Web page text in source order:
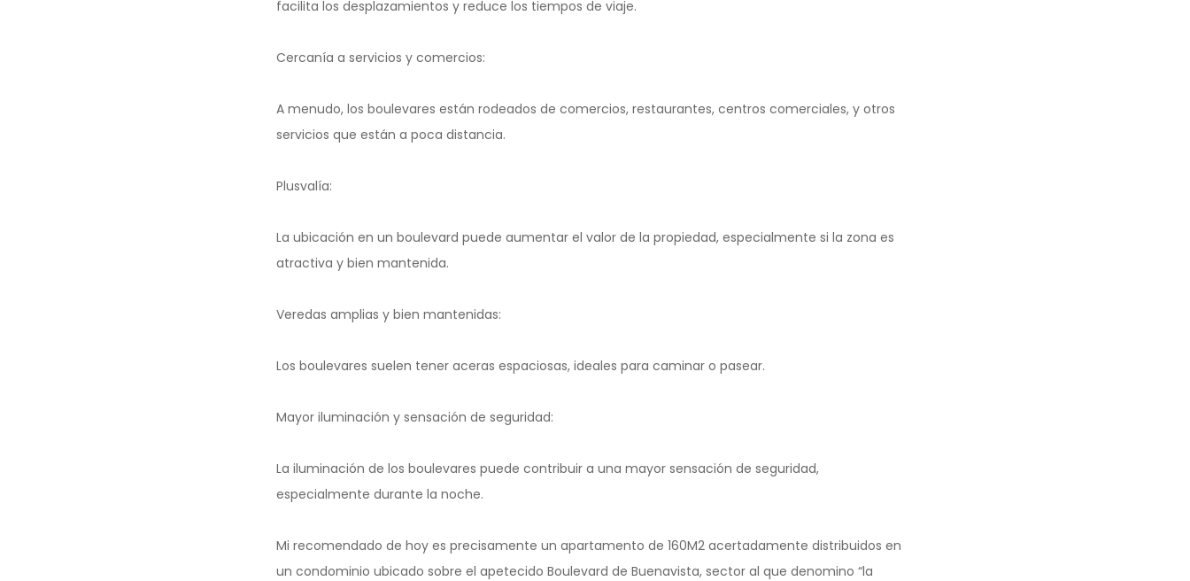
facilita los desplazamientos y reduce los tiempos de viaje.
Cercanía a servicios y comercios:
A menudo, los boulevares están rodeados de comercios, restaurantes, centros comerciales, y otros
servicios que están a poca distancia.
Plusvalía:
La ubicación en un boulevard puede aumentar el valor de la propiedad, especialmente si la zona es
atractiva y bien mantenida.
Veredas amplias y bien mantenidas:
Los boulevares suelen tener aceras espaciosas, ideales para caminar o pasear.
Mayor iluminación y sensación de seguridad:
La iluminación de los boulevares puede contribuir a una mayor sensación de seguridad,
especialmente durante la noche.
Mi recomendado de hoy es precisamente un apartamento de 160M2 acertadamente distribuidos en
un condominio ubicado sobre el apetecido Boulevard de Buenavista, sector al que denomino “la